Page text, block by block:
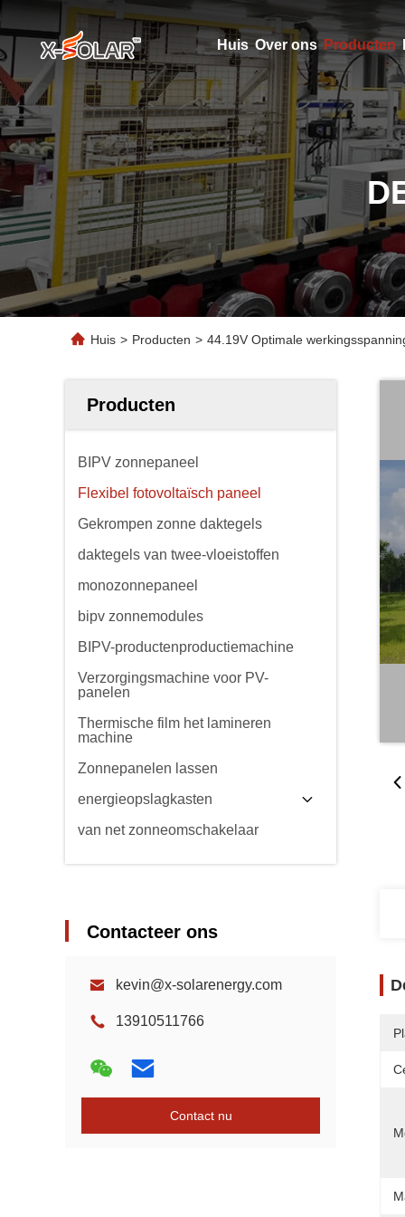
Huis Over ons Producten
Huis > Producten > 44.19V Optimale
Producten
BIPV zonnepaneel
Flexibel fotovoltaïsch paneel
Gekrompen zonne daktegels
daktegels van twee-vloeistoffen
monozonnepaneel
bipv zonnemodules
BIPV-productenproductiemachine
Verzorgingsmachine voor PV-
panelen
Thermische film het lamineren
machine
Zonnepanelen lassen
energieopslagkasten
van net zonneomschakelaar
Contacteer ons
kevin@x-solarenergy.com
13910511766
Contact nu